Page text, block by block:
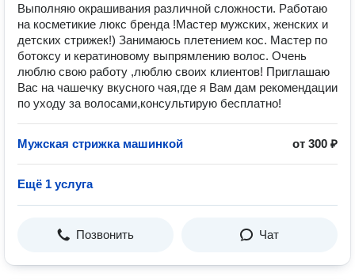
Выполняю окрашивания различной сложности. Работаю
на косметикие люкс бренда !Мастер мужских, женских и
детских стрижек!) Занимаюсь плетением кос. Мастер по
ботоксу и кератиновому выпрямлению волос. Очень
люблю свою работу ,люблю своих клиентов! Приглашаю
Вас на чашечку вкусного чая,где я Вам дам рекомендации
по уходу за волосами,консультирую бесплатно!
Мужская стрижка машинкой от 300 ₽
Ещё 1 услуга
Позвонить Чат